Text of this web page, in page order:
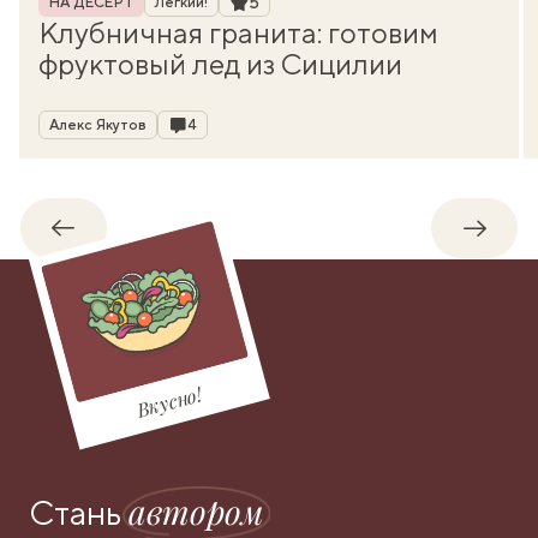
Клубничная гранита: готовим
фруктовый лед из Сицилии
Автор
Алекс Якутов Комментарии
4
Обратно
Вкусно!
Станьавтором